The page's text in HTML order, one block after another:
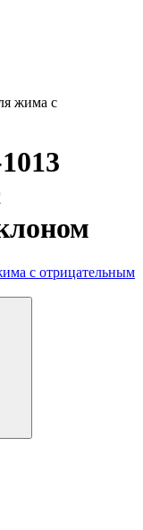
жима с